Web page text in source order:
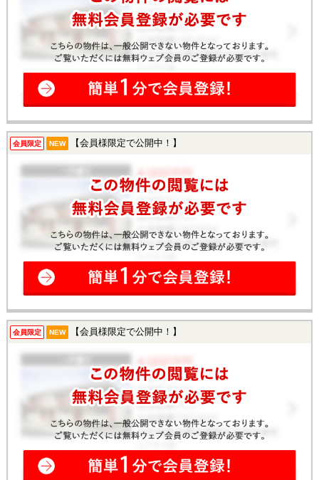
会員限定 NEW 【会員様限定で公開中！】
会員限定 NEW 【会員様限定で公開中！】